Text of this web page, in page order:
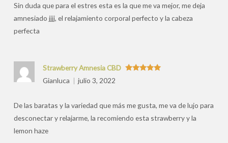
Sin duda que para el estres esta es la que me va mejor, me deja
amnesiado jjjj, el relajamiento corporal perfecto y la cabeza
perfecta
Strawberry Amnesia CBD
Gianluca
julio 3, 2022
De las baratas y la variedad que más me gusta, me va de lujo para
desconectar y relajarme, la recomiendo esta strawberry y la
lemon haze